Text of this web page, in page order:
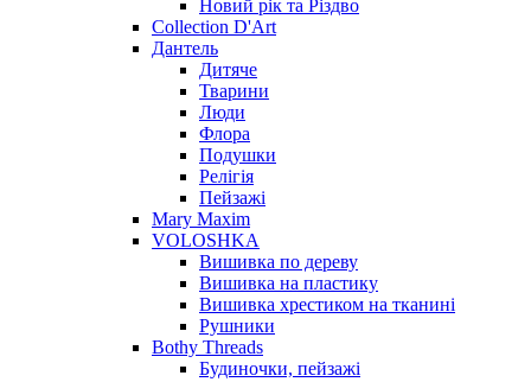
Новий рік та Різдво
Collection D'Art
Дантель
Дитяче
Тварини
Люди
Флора
Подушки
Релігія
Пейзажі
Mary Maxim
VOLOSHKA
Вишивка по дереву
Вишивка на пластику
Вишивка хрестиком на тканині
Рушники
Bothy Threads
Будиночки, пейзажі